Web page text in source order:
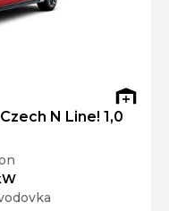
N Line! 1,0